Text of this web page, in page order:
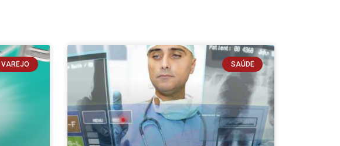
VAREJO SAÚDE